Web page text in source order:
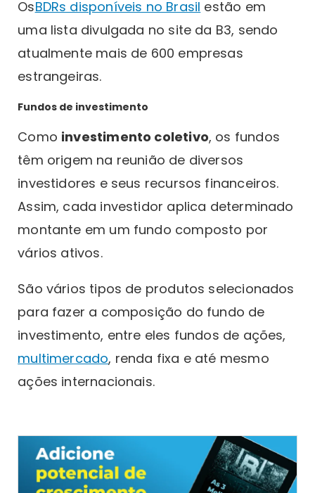
OsBDRs disponíveis no Brasil estão em
uma lista divulgada no site da B3, sendo
atualmente mais de 600 empresas
estrangeiras.
Fundos de investimento
Como investimento coletivo, os fundos
têm origem na reunião de diversos
investidores e seus recursos financeiros.
Assim, cada investidor aplica determinado
montante em um fundo composto por
vários ativos.
São vários tipos de produtos selecionados
para fazer a composição do fundo de
investimento, entre eles fundos de ações,
multimercado, renda fixa e até mesmo
ações internacionais.